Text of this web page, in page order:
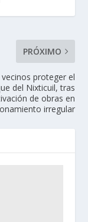
PRÓXIMO
vecinos proteger el
del Nixticuil, tras
de obras en
irregular